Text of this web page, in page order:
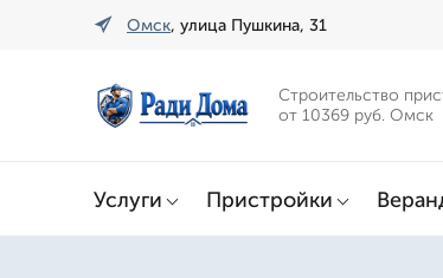
Омск, улица Пушкина, 31
Строительство
от 10369 руб. Омск
Услуги Пристройки